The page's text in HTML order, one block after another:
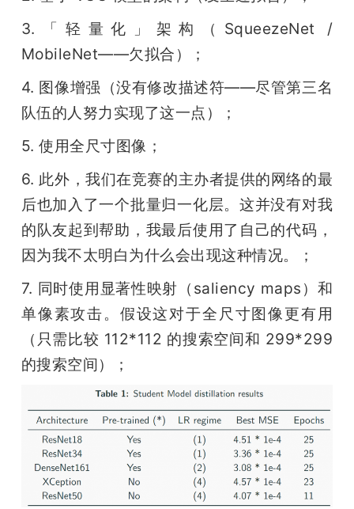
3.「轻量化」架构（SqueezeNet /
MobileNet——欠拟合）；
4. 图像增强（没有修改描述符——尽管第三名
队伍的人努力实现了这一点）；
5. 使用全尺寸图像；
6. 此外，我们在竞赛的主办者提供的网络的最
后也加入了一个批量归一化层。这并没有对我
的队友起到帮助，我最后使用了自己的代码，
因为我不太明白为什么会出现这种情况。；
7. 同时使用显著性映射（saliency maps）和
单像素攻击。假设这对于全尺寸图像更有用
（只需比较 112*112 的搜索空间和 299*299
的搜索空间）；